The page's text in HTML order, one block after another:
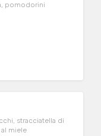
pomodorini
stracciatella di
miele